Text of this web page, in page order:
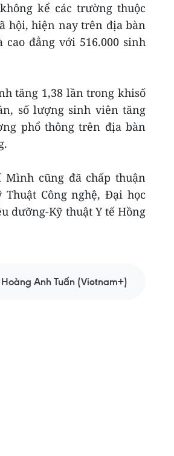
kể các trường thuộc
hội, hiện nay trên địa bàn
đẳng với 516.000 sinh
tăng 1,38 lần trong khisố
số lượng sinh viên tăng
phổ thông trên địa bàn
Mình cũng đã chấp thuận
Công nghệ, Đại học
dưỡng-Kỹ thuật Y tế Hồng
Hoàng Anh Tuấn (Vietnam+)